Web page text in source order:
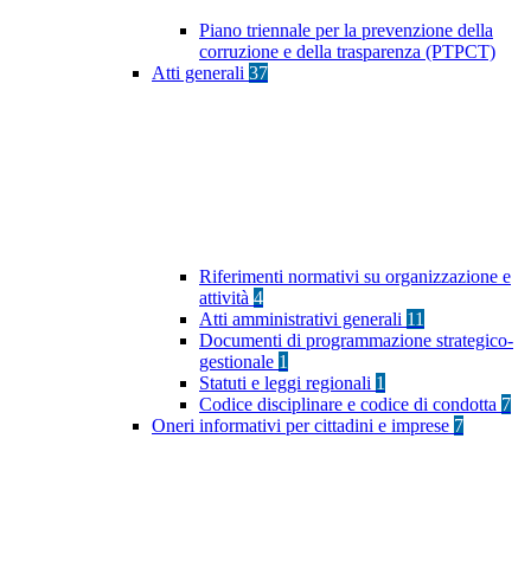
Piano triennale per la prevenzione della
corruzione e della trasparenza (PTPCT)
Atti generali 37
Riferimenti normativi su organizzazione e
attività 4
Atti amministrativi generali 11
Documenti di programmazione strategico-
gestionale 1
Statuti e leggi regionali 1
Codice disciplinare e codice di condotta 7
Oneri informativi per cittadini e imprese 7